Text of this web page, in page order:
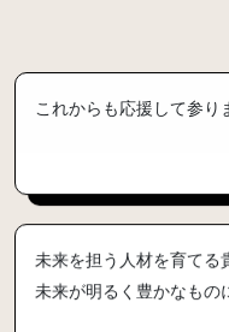
これからも応援して参り
未来を担う人材を育てる
未来が明るく豊かなもの